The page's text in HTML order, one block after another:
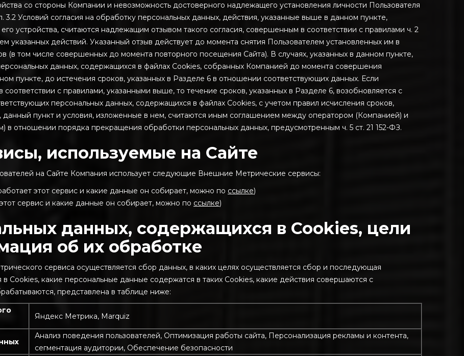
со стороны Компании и невозможность достоверного надлежащего установления личности Пользователя
3.2 Условий согласия на обработку персональных данных, действия, указанные выше в данном пункте,
устройства, считаются надлежащим отзывом такого согласия, совершенным в соответствии с правилами ч. 2
указанных действий. Указанный отзыв действует до момента снятия Пользователем установленных им в
(в том числе совершенных до момента повторного посещения Сайта). В случаях, указанных в данном пункте,
данных, содержащихся в файлах Cookies, собранных Компанией до момента совершения
пункте, до истечения сроков, указанных в Разделе 6 в отношении соответствующих данных. Если
с правилами, указанными выше, то течение сроков, указанных в Разделе 6, возобновляется с
персональных данных, содержащихся в файлах Cookies, с учетом правил исчисления сроков,
пункт и условия, изложенные в нем, считаются иным соглашением между оператором (Компанией) и
в отношении порядка прекращения обработки персональных данных, предусмотренным ч. 5 ст. 21 152-ФЗ.
используемые на Сайте
на Сайте Компания использует следующие Внешние Метрические сервисы:
этот сервис и какие данные он собирает, можно по ссылке)
сервис и какие данные он собирает, можно по ссылке)
данных, содержащихся в Cookies, цели
об их обработке
сервиса осуществляется сбор данных, в каких целях осуществляется сбор и последующая
Cookies, какие персональные данные содержатся в таких Cookies, какие действия совершаются с
представлена в таблице ниже:
Яндекс Метрика, Marquiz
Анализ поведения пользователей, Оптимизация работы сайта, Персонализация рекламы и контента,
сегментация аудитории, Обеспечение безопасности